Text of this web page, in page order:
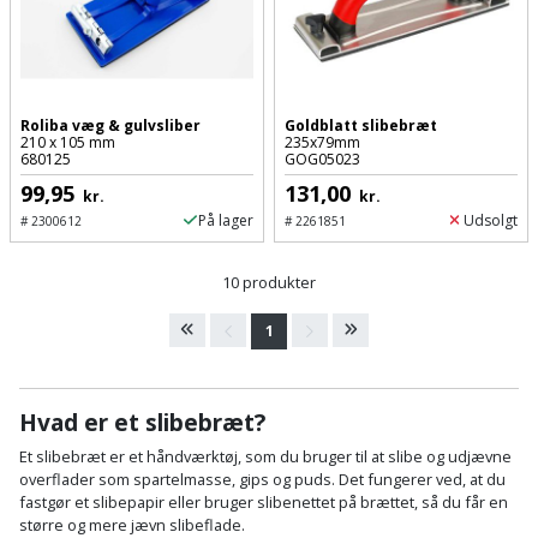
Plastlister
Radonsikring
Rumdeler
Sand
og
grus
møtrikker
Skunklem
Søm
Løfteudstyr
Markeringsværktøj
Mejsel
Nøgleværktøj
Økse
Oliekande
Flisevibrator
Føringsskinne
Forlængerledning
Fugepistol
Fugtmåler
Girafsliber
tilbehør
Høvl
Gummibåd
Havemøbler
Havepleje
tilbehør
Havetilbehør
Hegn
Roliba væg & gulvsliber
210 x 105 mm
680125
99,95 kr.
#2300612 På lager
Goldblatt slibebræt
235x79mm
GOG05023
131,00 kr.
#2261851 Udsolgt
10 produkter
1
Hvad er et slibebræt?
Et slibebræt er et håndværktøj, som du bruger til at slibe og udjævne
overflader som spartelmasse, gips og puds. Det fungerer ved, at du
fastgør et slibepapir eller bruger slibenettet på brættet, så du får en
større og mere jævn slibeflade.